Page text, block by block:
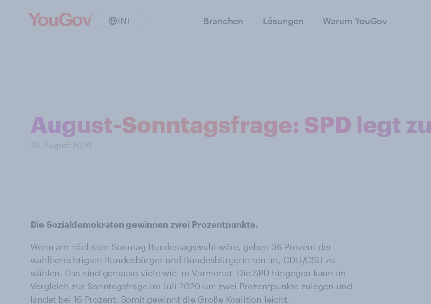
INT Branchen Lösungen Warum YouGov
August-Sonntagsfrage: SPD legt zu
28. August 2020
Die Sozialdemokraten gewinnen zwei Prozentpunkte.
Wenn am nächsten Sonntag Bundestagswahl wäre, geben 36 Prozent der
wahlberechtigten Bundesbürger und Bundesbürgerinnen an, CDU/CSU zu
wählen. Das sind genauso viele wie im Vormonat. Die SPD hingegen kann im
Vergleich zur Sonntagsfrage im Juli 2020 um zwei Prozentpunkte zulegen und
landet bei 16 Prozent. Somit gewinnt die Große Koalition leicht.